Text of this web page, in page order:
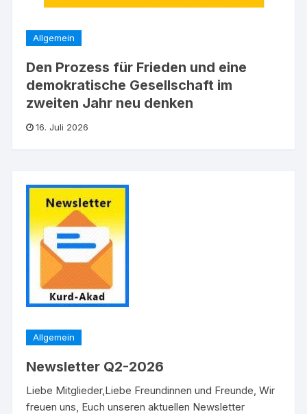
Allgemein
Den Prozess für Frieden und eine
demokratische Gesellschaft im
zweiten Jahr neu denken
16. Juli 2026
Allgemein
Newsletter Q2-2026
Liebe Mitglieder,Liebe Freundinnen und Freunde, Wir
freuen uns, Euch unseren aktuellen Newsletter